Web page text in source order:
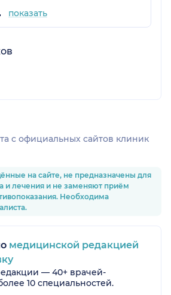
показать
c официальных сайтов клиник
на сайте, не предназначены для
и лечения и не заменяют приём
Необходима
медицинской редакцией
— 40+ врачей-
10 специальностей.